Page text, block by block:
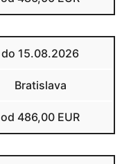
do 15.08.2026
Bratislava
od 486,00 EUR